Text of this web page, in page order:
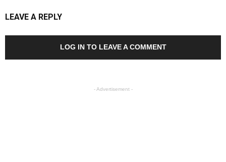
LEAVE A REPLY
LOG IN TO LEAVE A COMMENT
- Advertisement -